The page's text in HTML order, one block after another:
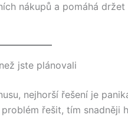
nákupů a pomáhá
jste plánovali
nejhorší řešení je
řešit, tím snadněji